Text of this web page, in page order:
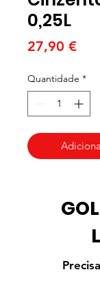
0,25L
27,90 €
Quantidade *